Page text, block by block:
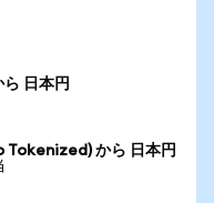
日本円
Tokenized) から 日本円